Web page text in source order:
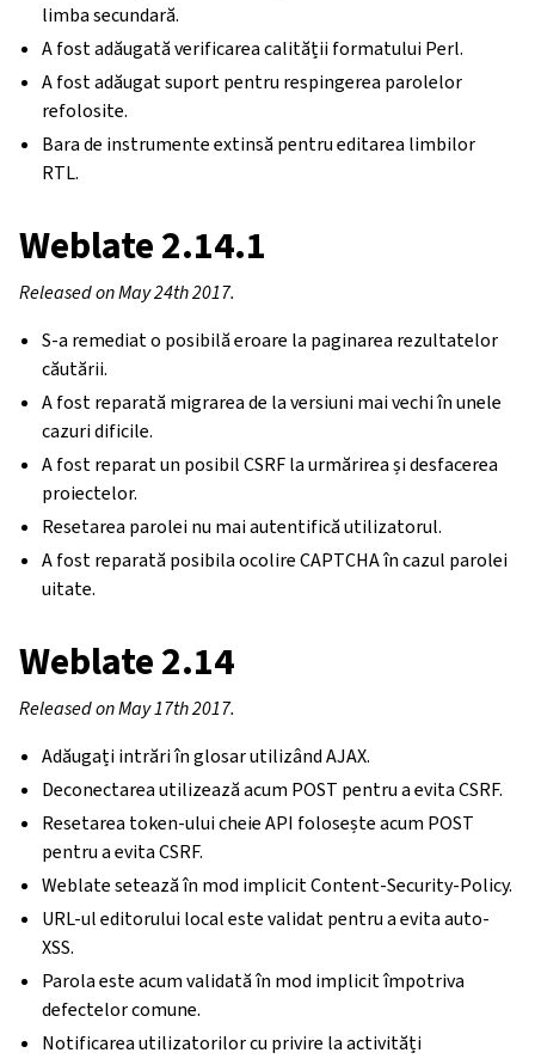
limba secundară.
A fost adăugată verificarea calității formatului Perl.
A fost adăugat suport pentru respingerea parolelor
refolosite.
Bara de instrumente extinsă pentru editarea limbilor
RTL.
Weblate 2.14.1
Released on May 24th 2017.
S-a remediat o posibilă eroare la paginarea rezultatelor
căutării.
A fost reparată migrarea de la versiuni mai vechi în unele
cazuri dificile.
A fost reparat un posibil CSRF la urmărirea și desfacerea
proiectelor.
Resetarea parolei nu mai autentifică utilizatorul.
A fost reparată posibila ocolire CAPTCHA în cazul parolei
uitate.
Weblate 2.14
Released on May 17th 2017.
Adăugați intrări în glosar utilizând AJAX.
Deconectarea utilizează acum POST pentru a evita CSRF.
Resetarea token-ului cheie API folosește acum POST
pentru a evita CSRF.
Weblate setează în mod implicit Content-Security-Policy.
URL-ul editorului local este validat pentru a evita auto-
XSS.
Parola este acum validată în mod implicit împotriva
defectelor comune.
Notificarea utilizatorilor cu privire la activități